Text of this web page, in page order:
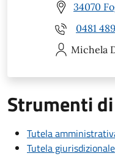
34070
0481
Michela
Strumenti
Tutela
Tutela giurisdizionale